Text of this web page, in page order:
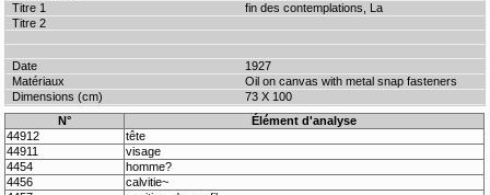
fin des contemplations, La
1927
Oil on canvas with metal snap fasteners
73 X 100
N°
Élément d'analyse
44912
tête
44911
visage
4454
homme?
4456
calvitie~